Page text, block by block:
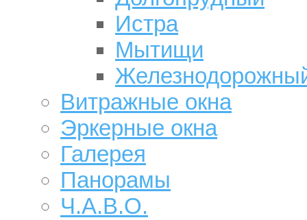
Истра
Мытищи
Витражные окна
Эркерные окна
Галерея
Панорамы
Ч.А.В.О.